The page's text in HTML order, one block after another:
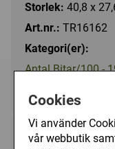
Cookies
Vi använder
vår webbutik
Storlek: 40,8 x
Art.nr.: TR16162
Kategori(er):
Antal Bitar/100 -